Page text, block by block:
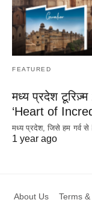
FEATURED
मध्य प्रदेश
‘Heart of
मध्य प्रदेश, जिसे हम गर्व
1 year ago
About Us Terms